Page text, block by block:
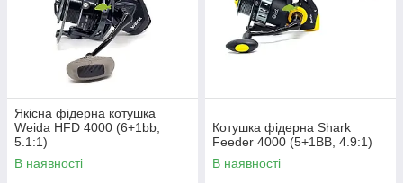
Якісна фідерна котушка
Weida HFD 4000 (6+1bb;
5.1:1)
В наявності
Котушка фідерна Shark
Feeder 4000 (5+1BB, 4.9:1)
В наявності